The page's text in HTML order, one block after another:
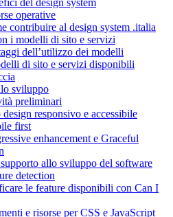
del design system
operative
contribuire al design system .italia
i modelli di sito e servizi
dell’utilizzo dei modelli
di sito e servizi disponibili
sviluppo
preliminari
responsivo e accessibile
first
enhancement e Graceful
allo sviluppo del software
detection
le feature disponibili con Can I
e risorse per CSS e JavaScript